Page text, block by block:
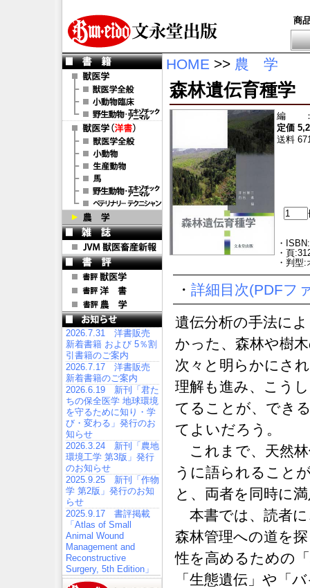
商
2026.7.31 洋書販売
新着書籍 および 5％割
引書籍のご案内
2026.7.17 洋書販売
新着書籍のご案内
2026.6.19 新刊「君た
ちの保全医学 地球環境
を守るために知り・学
び・変わる」発行のお
知らせ
2026.3.24 新刊「農地
環境工学 第3版」発行
のお知らせ
2025.9.25 新刊「作物
学 第2版」発行のお知
らせ
2025.9.17 書評掲載
「Atlas of Small
Animal Wound
Management and
Reconstructive
Surgery, 5th Edition」
HOME >> 農 学
森林遺伝育種学
編
定価
送料
・
・頁
・判型
・ 詳細目次(PDFフ
遺伝分析の手法に
かった、森林や樹
次々と明らかにさ
理解も進み、こう
てることが、でき
てよいだろう。
これまで、天然林
うに語られること
と、両者を同時に
本書では、読者に
森林管理への道を
性を高めるための
「生態遺伝」や「